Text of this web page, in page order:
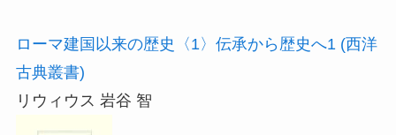
ローマ建国以来の歴史〈1〉伝承から歴史へ1 (西洋
古典叢書)
リウィウス 岩谷 智